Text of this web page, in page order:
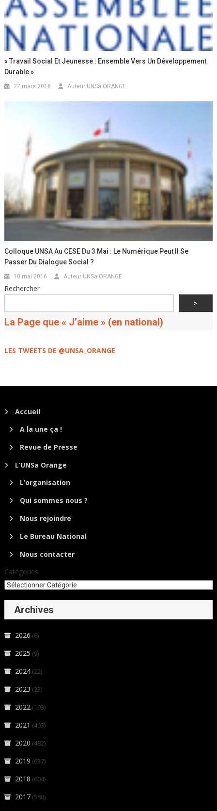
« Travail Social Et Jeunesse : Ensemble Vers Un Développement
Durable »
27 mars 2018 Auteur UNSa ORANGE
Colloque UNSA Au CESE Du 3 Mai : Le Numérique Peut Il Se
Passer Du Dialogue Social ?
10 mai 2016 Auteur UNSa ORANGE
Rechercher
>
La Page que « J’aime » (en national)
LES TWEETS DE @UNSA_ORANGE
Accueil
A la une ça !
Revue de Presse
L’UNSa Orange
L’organisation
Qui sommes nous ?
Nous rejoindre
Le Bureau National
Nous contacter
Catégories
Archives
2026 (6)
2025 (9)
2024 (22)
2023 (23)
2022 (193)
2021 (403)
2020 (482)
2019 (637)
2018 (604)
2017 (580)